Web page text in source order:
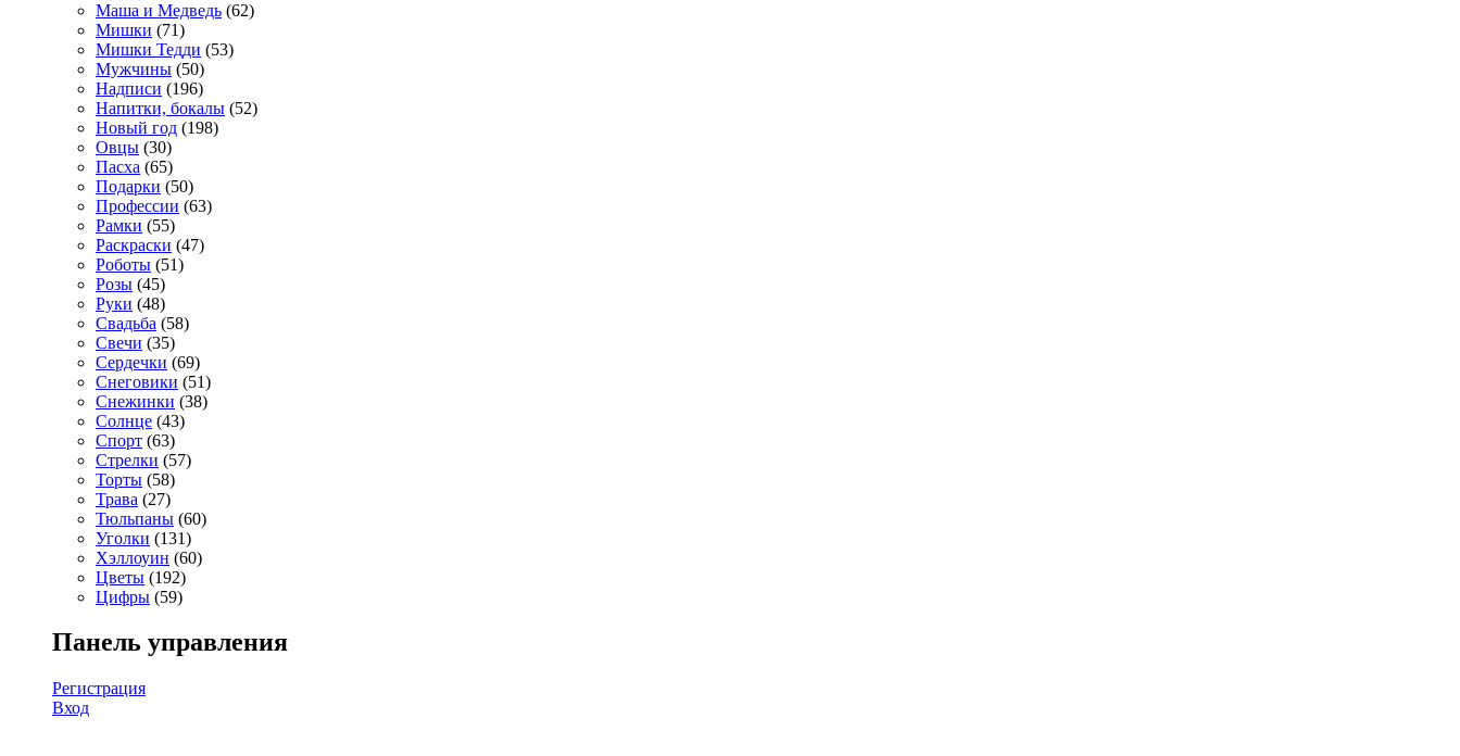
Маша и Медведь (62)
Мишки (71)
Мишки Тедди (53)
Мужчины (50)
Надписи (196)
Напитки, бокалы (52)
Новый год (198)
Овцы (30)
Пасха (65)
Подарки (50)
Профессии (63)
Рамки (55)
Раскраски (47)
Роботы (51)
Розы (45)
Руки (48)
Свадьба (58)
Свечи (35)
Сердечки (69)
Снеговики (51)
Снежинки (38)
Солнце (43)
Спорт (63)
Стрелки (57)
Торты (58)
Трава (27)
Тюльпаны (60)
Уголки (131)
Хэллоуин (60)
Цветы (192)
Цифры (59)
Панель управления
Регистрация
Вход